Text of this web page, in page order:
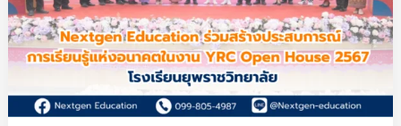
เรียน
รู้
แห่ง
อนาคต
ใน